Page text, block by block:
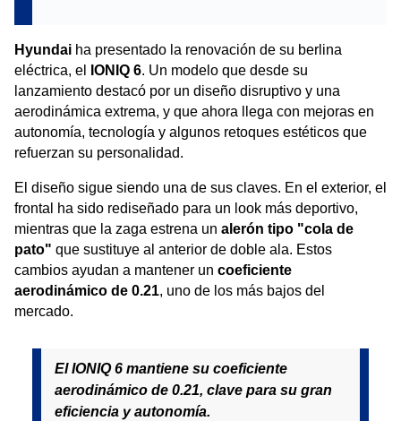
Hyundai ha presentado la renovación de su berlina
eléctrica, el
IONIQ 6. Un modelo que desde su
lanzamiento destacó por un diseño disruptivo y una
aerodinámica extrema, y que ahora llega con mejoras en
autonomía, tecnología y algunos retoques estéticos que
refuerzan su personalidad.
El diseño sigue siendo una de sus claves. En el exterior, el
frontal ha sido rediseñado para un look más deportivo,
mientras que la zaga estrena un alerón tipo "cola de
pato" que sustituye al anterior de doble ala. Estos
cambios ayudan a mantener un coeficiente
aerodinámico de 0.21, uno de los más bajos del
mercado.
El IONIQ 6 mantiene su coeficiente
aerodinámico de 0.21, clave para su gran
eficiencia y autonomía.